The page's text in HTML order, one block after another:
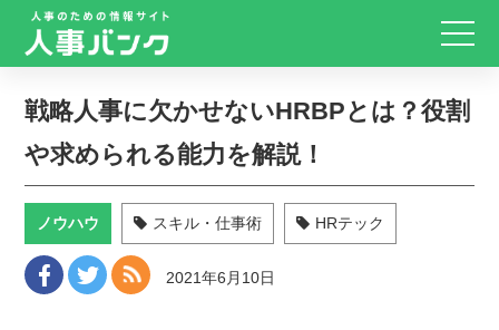
戦略人事に欠かせないHRBPとは？役割
や求められる能力を解説！
ノウハウ スキル・仕事術 HRテック
2021年6月10日